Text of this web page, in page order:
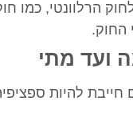
הרלוונטי, כמו
החוק.
ועד מתי
להיות